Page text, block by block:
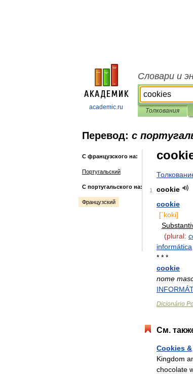
academic.ru
Словари и
Толкования
Перевод: с
С французского на:
Португальский
С португальского на:
Французский
1
cookie
cookie
[`koki]
(plural:
informática
* * *
cookie
nome
Dicionário
См.
Cookies &
Kingdom
chocolate